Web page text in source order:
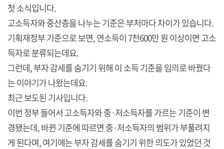
첫 소식입니다.
고소득자와 중산층을 나누는 기준은 부처마다 차이가 있습니다.
기획재정부 기준으로 보면, 연소득이 7천600만 원 이상이면 고소
득자로 분류되는데요.
그런데, 부자 감세를 숨기기 위해 이 소득 기준을 임의로 바꿨다
는 이야기가 나왔는데요.
최근 보도된 기사입니다.
이번 정부 들어서 고소득자와 중·저소득자를 가르는 기준이 변
경됐는데, 바뀐 기준에 따르면 중·저소득자의 범위가 부풀려지
게 된다며, 여기에는 부자 감세를 숨기기 위한 의도가 있었던 것